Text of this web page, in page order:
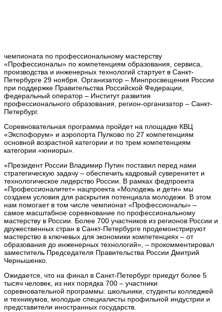
чемпионата по профессиональному мастерству
«Профессионалы» по компетенциям образования, сервиса,
производства и инженерных технологий стартует в Санкт-
Петербурге 29 ноября. Организатор – Минпросвещения России
при поддержке Правительства Российской Федерации,
федеральный оператор – Институт развития
профессионального образования, регион-организатор – Санкт-
Петербург.
Соревновательная программа пройдет на площадке КВЦ
«Экспофорум» и аэропорта Пулково по 27 компетенциям
основной возрастной категории и по трем компетенциям
категории «юниоры».
«Президент России Владимир Путин поставил перед нами
стратегическую задачу – обеспечить кадровый суверенитет и
технологическое лидерство России. В рамках федпроекта
«Профессионалитет» нацпроекта «Молодежь и дети» мы
создаем условия для раскрытия потенциала молодежи. В этом
нам помогает в том числе чемпионат «Профессионалы» –
самое масштабное соревнование по профессиональному
мастерству в России. Более 700 участников из регионов России и
дружественных стран в Санкт-Петербурге продемонстрируют
мастерство в ключевых для экономики компетенциях – от
образования до инженерных технологий», – прокомментировал
заместитель Председателя Правительства России Дмитрий
Чернышенко.
Ожидается, что на финал в Санкт-Петербург приедут более 5
тысяч человек, из них порядка 700 – участники
соревновательной программы: школьники, студенты колледжей
и техникумов, молодые специалисты профильной индустрии и
представители иностранных государств.